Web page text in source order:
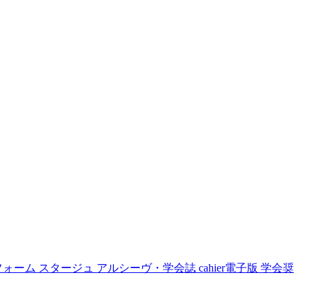
ーム スタージュ アルシーヴ・学会誌 cahier電子版 学会奨